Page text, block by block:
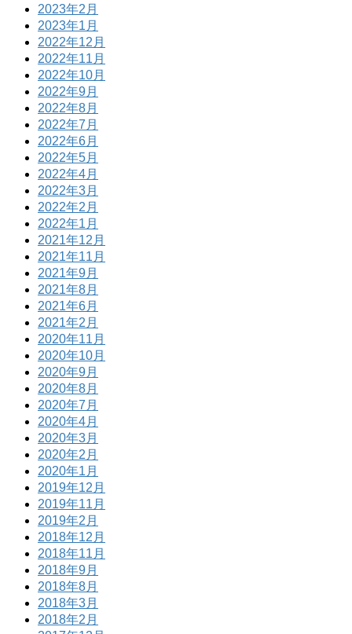
2023年2月
2023年1月
2022年12月
2022年11月
2022年10月
2022年9月
2022年8月
2022年7月
2022年6月
2022年5月
2022年4月
2022年3月
2022年2月
2022年1月
2021年12月
2021年11月
2021年9月
2021年8月
2021年6月
2021年2月
2020年11月
2020年10月
2020年9月
2020年8月
2020年7月
2020年4月
2020年3月
2020年2月
2020年1月
2019年12月
2019年11月
2019年2月
2018年12月
2018年11月
2018年9月
2018年8月
2018年3月
2018年2月